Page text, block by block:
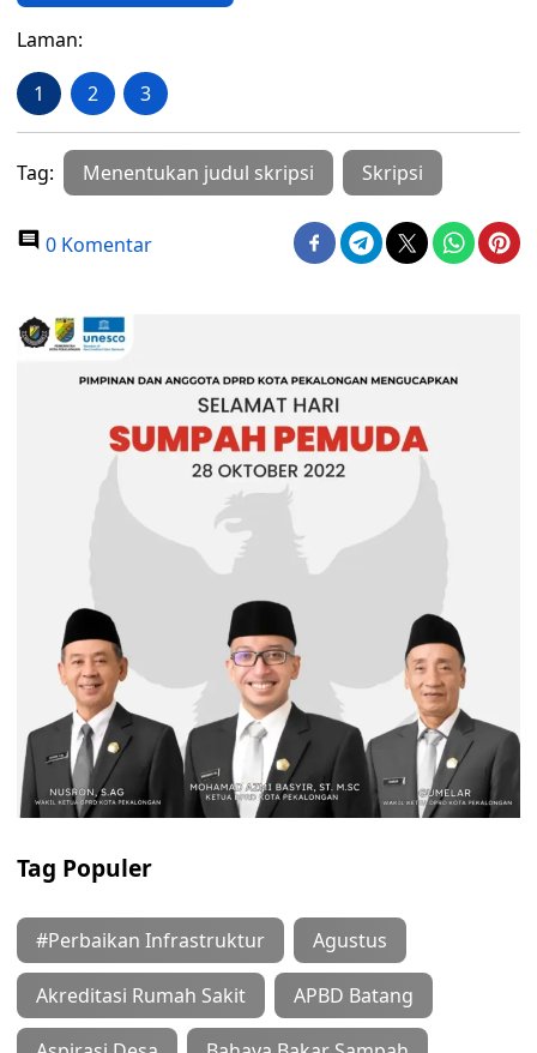
Laman:
1 2 3
Tag: Menentukan judul skripsi Skripsi
0 Komentar
Tag Populer
#Perbaikan Infrastruktur Agustus
Akreditasi Rumah Sakit APBD Batang